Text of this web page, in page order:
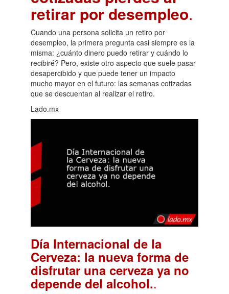
retirar por desempleo.
Cuando una persona solicita un retiro por
desempleo, la primera pregunta casi siempre es la
misma: ¿cuánto dinero puedo retirar y cuándo lo
recibiré? Pero, existe otro aspecto que suele pasar
desapercibido y que puede tener un impacto
mucho mayor en el futuro: las semanas cotizadas
que se descuentan al realizar el retiro.
Lado.mx
Día Internacional de la
Cerveza: la nueva forma de
disfrutar una cerveza ya no
depende del alcohol..